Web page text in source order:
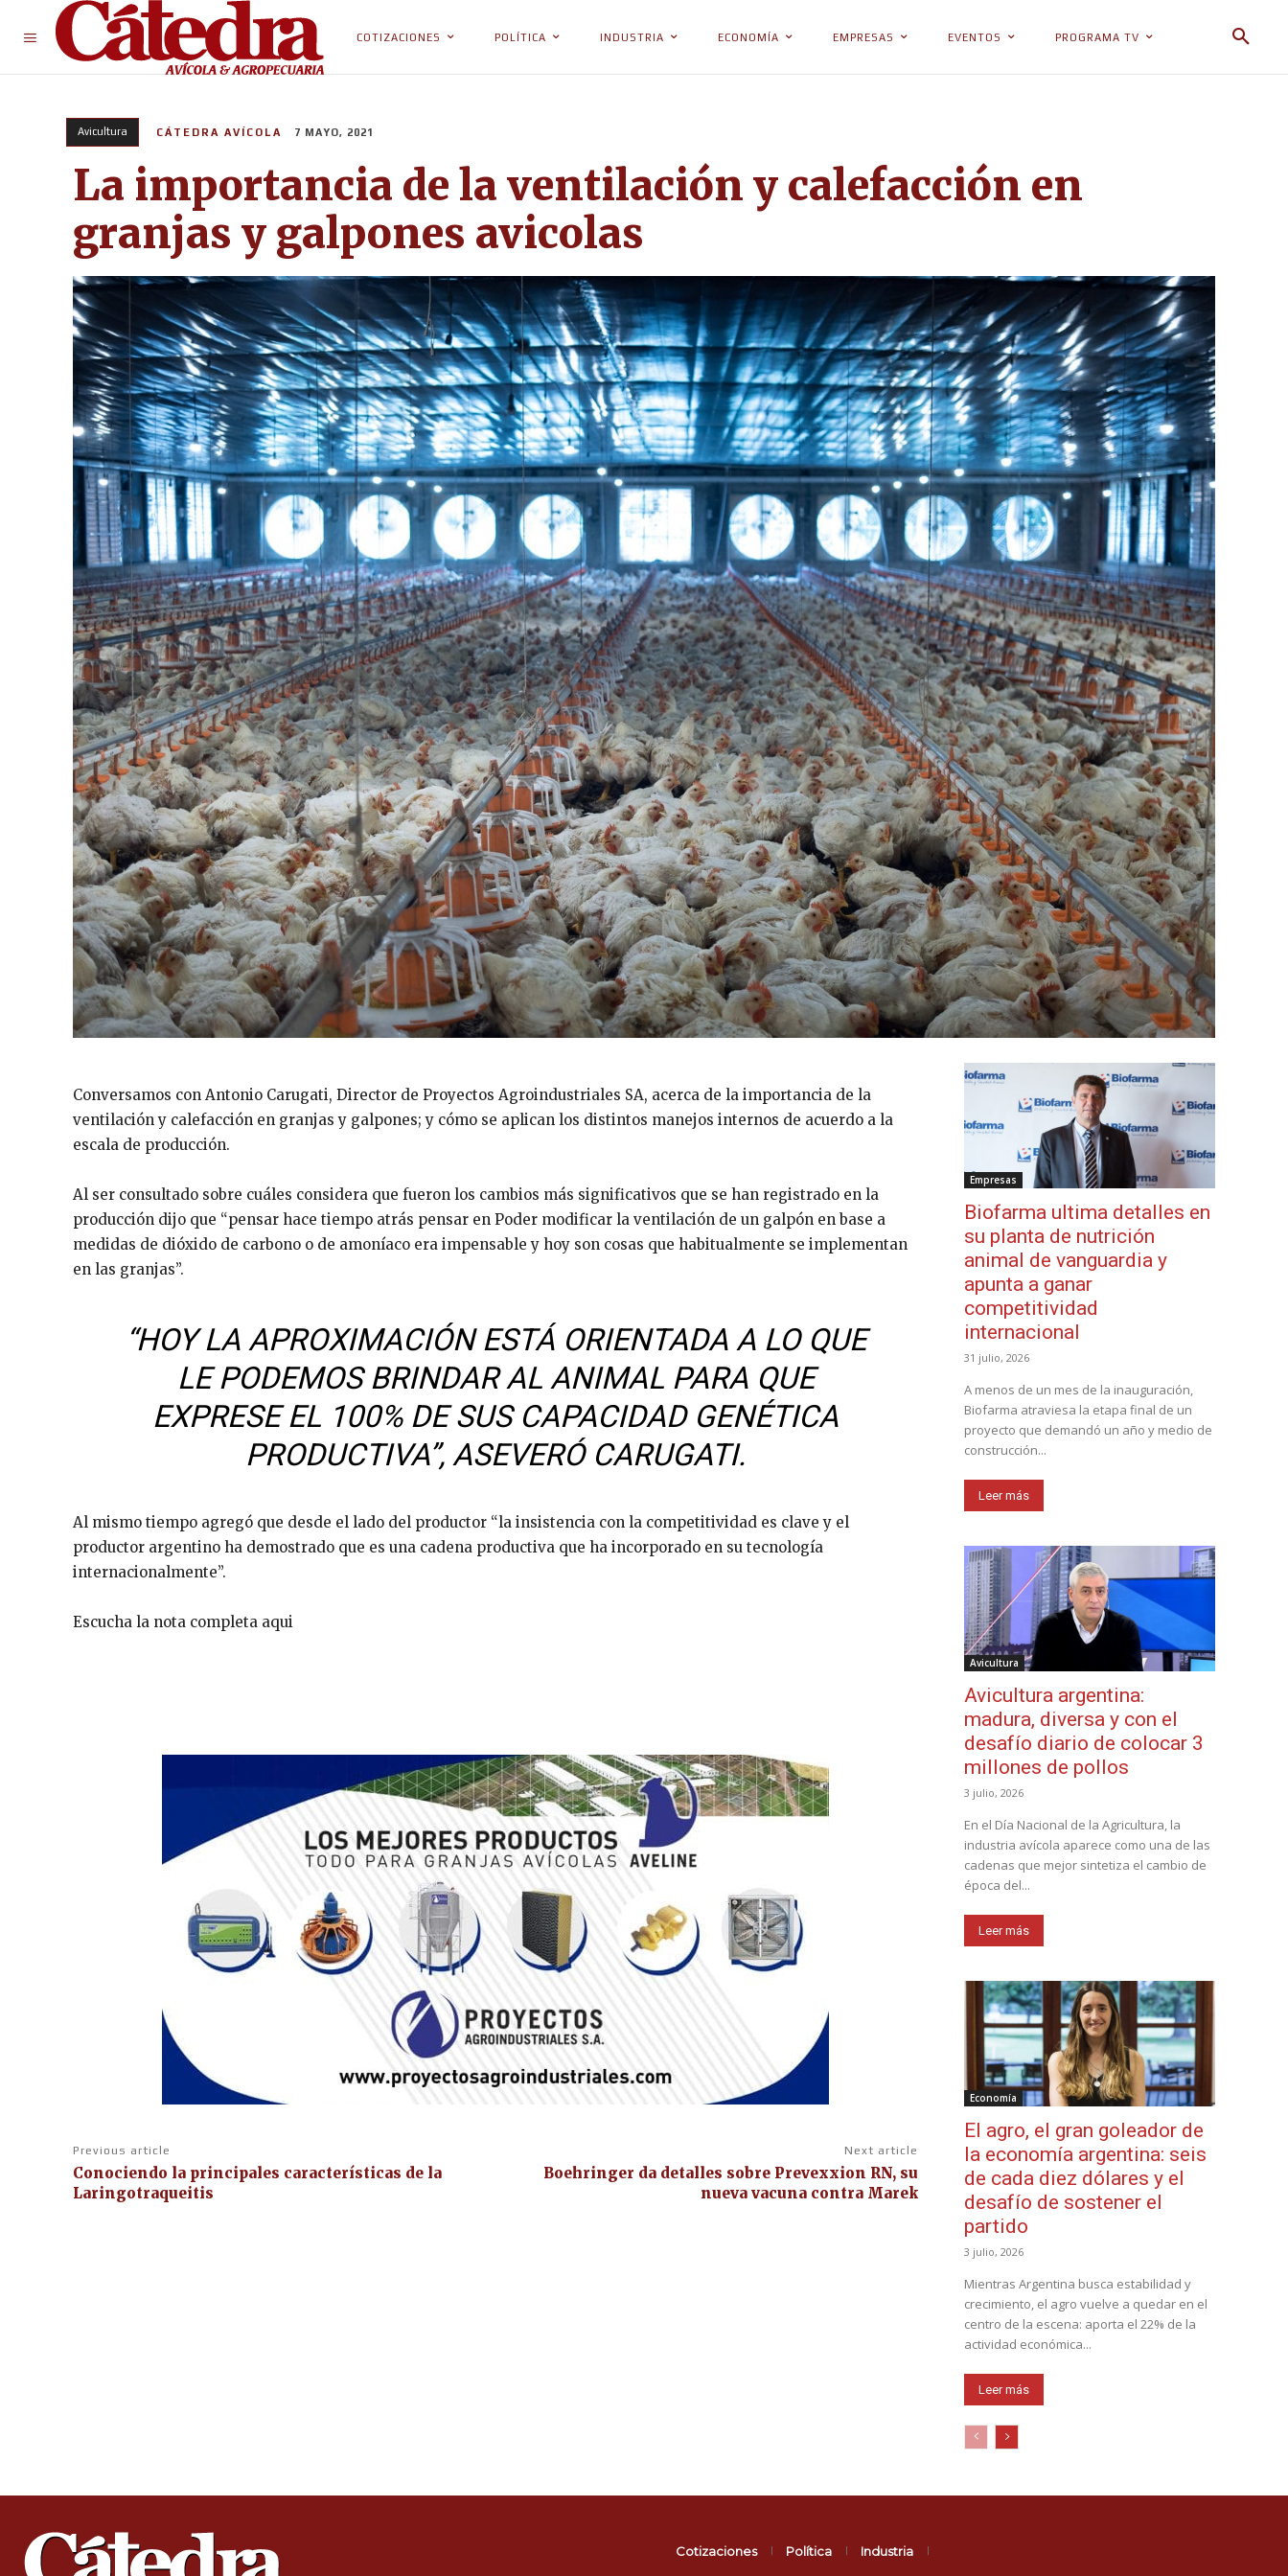
COTIZACIONES POLÍTICA INDUSTRIA ECONOMÍA EMPRESAS EVENTOS PROGRAMA TV
Avicultura CÁTEDRA AVÍCOLA 7 MAYO, 2021
La importancia de la ventilación y calefacción en
granjas y galpones avicolas
Conversamos con Antonio Carugati, Director de Proyectos Agroindustriales SA, acerca de la importancia de la
ventilación y calefacción en granjas y galpones; y cómo se aplican los distintos manejos internos de acuerdo a la
escala de producción.
Al ser consultado sobre cuáles considera que fueron los cambios más significativos que se han registrado en la
producción dijo que “pensar hace tiempo atrás pensar en Poder modificar la ventilación de un galpón en base a
medidas de dióxido de carbono o de amoníaco era impensable y hoy son cosas que habitualmente se implementan
en las granjas”.
“HOY LA APROXIMACIÓN ESTÁ ORIENTADA A LO QUE
LE PODEMOS BRINDAR AL ANIMAL PARA QUE
EXPRESE EL 100% DE SUS CAPACIDAD GENÉTICA
PRODUCTIVA”, ASEVERÓ CARUGATI.
Al mismo tiempo agregó que desde el lado del productor “la insistencia con la competitividad es clave y el
productor argentino ha demostrado que es una cadena productiva que ha incorporado en su tecnología
internacionalmente”.
Escucha la nota completa aqui
Previous article
Conociendo la principales características de la
Laringotraqueitis
Next article
Boehringer da detalles sobre Prevexxion RN, su
nueva vacuna contra Marek
Empresas
Biofarma ultima detalles en
su planta de nutrición
animal de vanguardia y
apunta a ganar
competitividad
internacional
31 julio, 2026
A menos de un mes de la inauguración,
Biofarma atraviesa la etapa final de un
proyecto que demandó un año y medio de
construcción...
Leer más
Avicultura
Avicultura argentina:
madura, diversa y con el
desafío diario de colocar 3
millones de pollos
3 julio, 2026
En el Día Nacional de la Agricultura, la
industria avícola aparece como una de las
cadenas que mejor sintetiza el cambio de
época del...
Leer más
Economía
El agro, el gran goleador de
la economía argentina: seis
de cada diez dólares y el
desafío de sostener el
partido
3 julio, 2026
Mientras Argentina busca estabilidad y
crecimiento, el agro vuelve a quedar en el
centro de la escena: aporta el 22% de la
actividad económica...
Leer más
Cotizaciones Política Industria